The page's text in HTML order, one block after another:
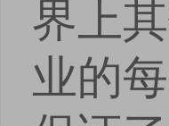
界上
业的